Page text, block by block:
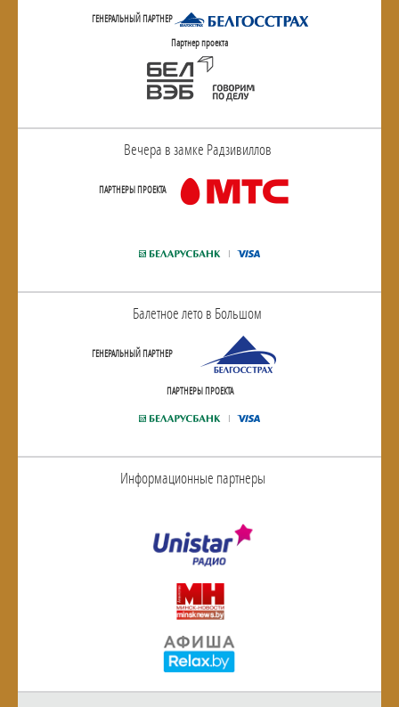
ГЕНЕРАЛЬНЫЙ ПАРТНЕР
Партнер проекта
Вечера в замке Радзивиллов
ПАРТНЕРЫ ПРОЕКТА
Балетное лето в Большом
ГЕНЕРАЛЬНЫЙ ПАРТНЕР
ПАРТНЕРЫ ПРОЕКТА
Информационные партнеры